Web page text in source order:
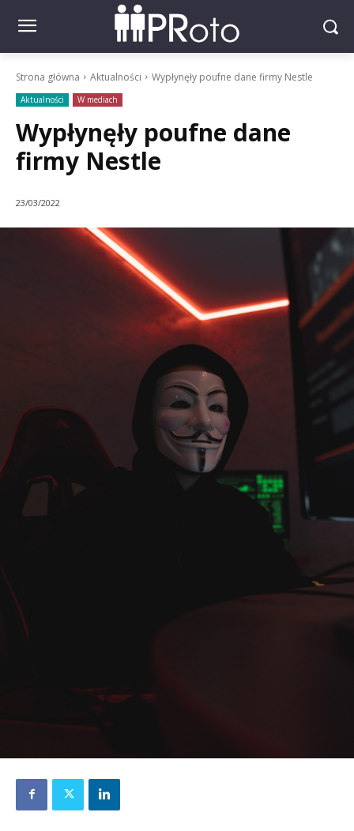
Strona główna Aktualności Wypłynęły poufne dane firmy Nestle
Aktualności W mediach
Wypłynęły poufne dane
firmy Nestle
23/03/2022